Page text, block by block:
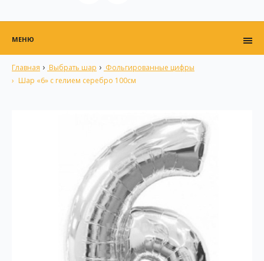
МЕНЮ
Главная Выбрать шар
Фольгированные цифры
Шар «6» с гелием серебро 100см